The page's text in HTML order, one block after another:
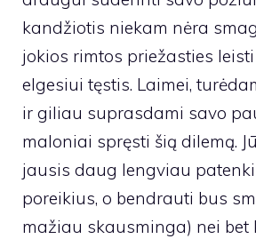
kandžiotis niekam nėra
jokios rimtos priežasties
elgesiui tęstis. Laimei,
ir giliau suprasdami savo
maloniai spręsti šią dilemą.
jausis daug lengviau
poreikius, o bendrauti bus
mažiau skausminga) nei bet